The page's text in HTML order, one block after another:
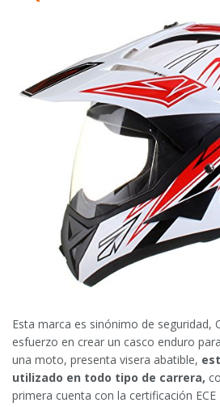
Esta marca es sinónimo de seguridad,
esfuerzo en crear un casco enduro
una moto, presenta visera abatible,
utilizado en todo tipo de carrera,
primera cuenta con la certificación ECE